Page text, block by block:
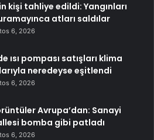
kişi tahliye edildi: Yangınları
atları saldılar
6, 2026
ısı pompası satışları klima
neredeyse eşitlendi
6, 2026
Avrupa’dan: Sanayi
bomba gibi patladı
6, 2026